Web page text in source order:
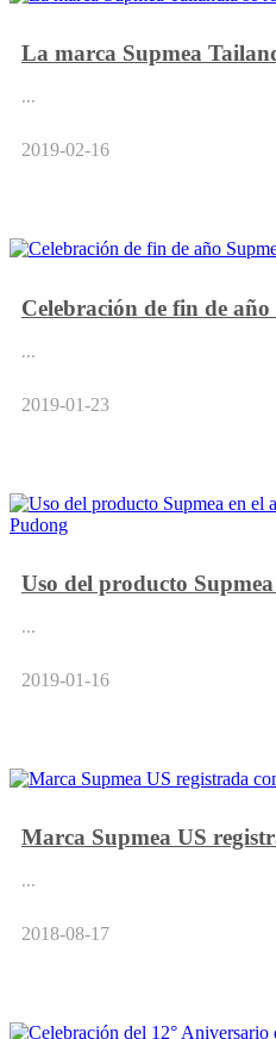
La marca Supmea
...
2019-02-16
Celebración de fin de año
...
2019-01-23
...
2019-01-16
Marca Supmea US
...
2018-08-17